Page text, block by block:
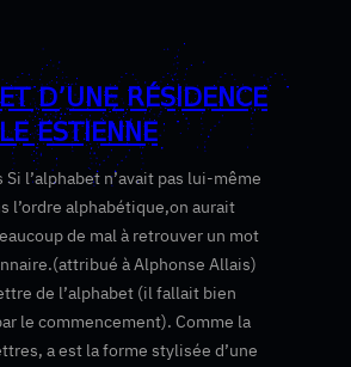
D’UNE RÉSIDENCE
ESTIENNE
Si l’alphabet n’avait pas lui-même
l’ordre alphabétique,on aurait
de mal à retrouver un mot
à Alphonse Allais)
de l’alphabet (il fallait bien
le commencement). Comme la
a est la forme stylisée d’une